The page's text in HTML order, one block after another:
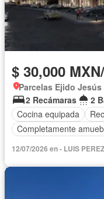
$ 30,000
Parcelas Ejido Jesús
2 Recámaras
2
Cocina equipada
Completamente
12/07/2026 en - LUIS